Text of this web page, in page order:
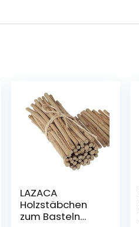
LAZACA
Holzstäbchen
zum Basteln